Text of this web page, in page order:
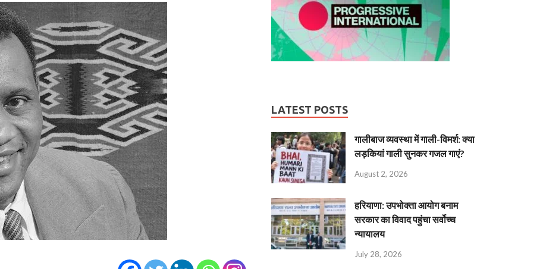
LATEST POSTS
गालीबाज व्‍यवस्‍था में गाली-विमर्श: क्या
लड़कियां गाली सुनकर गजल गाएं?
August 2, 2026
हरियाणा: उपभोक्ता आयोग बनाम
सरकार का विवाद पहुंचा सर्वोच्च
न्यायालय
July 28, 2026